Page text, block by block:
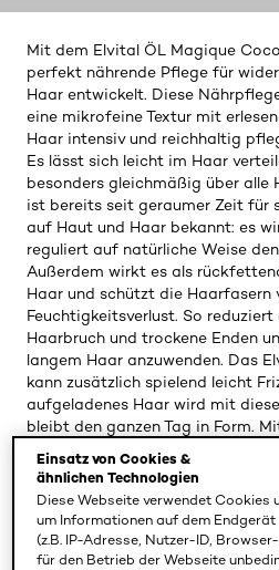
Mit dem Elvital ÖL Magique
perfekt nährende Pflege für
Haar entwickelt. Diese
eine mikrofeine Textur mit
Haar intensiv und reichhaltig
Es lässt sich leicht im Haar
besonders gleichmäßig über alle
ist bereits seit geraumer Zeit für
auf Haut und Haar bekannt: es
reguliert auf natürliche Weise
Außerdem wirkt es als
Haar und schützt die Haarfasern
Feuchtigkeitsverlust. So reduziert
Haarbruch und trockene Enden
langem Haar anzuwenden. Das
kann zusätzlich spielend leicht
aufgeladenes Haar wird mit
bleibt den ganzen Tag in Form.
das Haar wird es gekräftigt und
widerstandsfähig. Sie können die
verbesserte Kämmbarkeit direkt
dem Styling nutzen oder abends
Haarkur auftragen. Ebenso kann
das Haar vor der Austrocknung
Einsatz von Cookies &
ähnlichen Technologien
Diese Webseite verwendet Cookies
um Informationen auf dem
(z.B. IP-Adresse, Nutzer-ID,
für den Betrieb der Webseite